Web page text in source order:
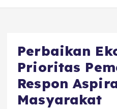
Perbaikan
Prioritas
Respon
Masyarakat